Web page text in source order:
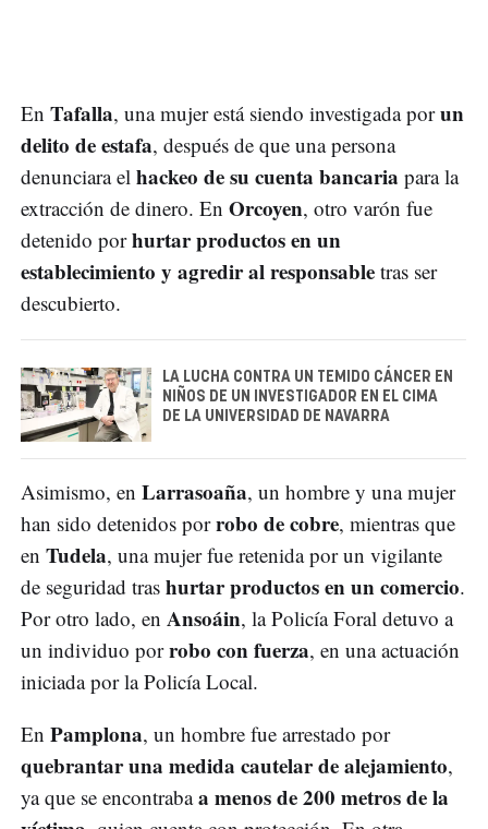
En Tafalla, una mujer está siendo investigada porun
delito de estafa, después de que una persona
denunciara el hackeo de su cuenta bancaria para la
extracción de dinero. En Orcoyen, otro varón fue
detenido porhurtar productos en un
establecimiento y agredir al responsable tras ser
descubierto.
LA LUCHA CONTRA UN TEMIDO CÁNCER EN
NIÑOS DE UN INVESTIGADOR EN EL CIMA
DE LA UNIVERSIDAD DE NAVARRA
Asimismo, en Larrasoaña, un hombre y una mujer
han sido detenidos porrobo de cobre, mientras que
en Tudela, una mujer fue retenida por un vigilante
de seguridad tras hurtar productos en un comercio.
Por otro lado, en Ansoáin, la Policía Foral detuvo a
un individuo porrobo con fuerza, en una actuación
iniciada por la Policía Local.
En Pamplona, un hombre fue arrestado por
quebrantar una medida cautelar de alejamiento,
ya que se encontrabaa menos de 200 metros de la